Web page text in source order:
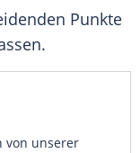
Punkte
von unserer